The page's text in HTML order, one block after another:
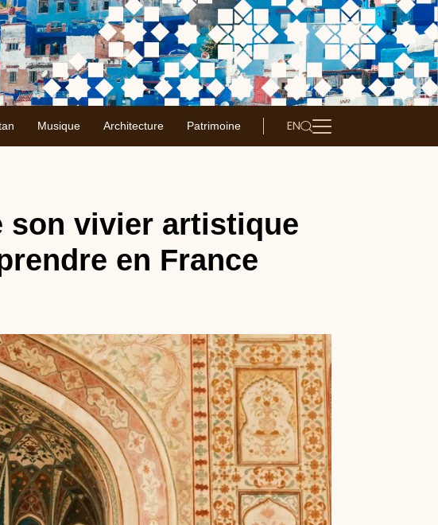
Musique Architecture Patrimoine EN
son vivier artistique
en France